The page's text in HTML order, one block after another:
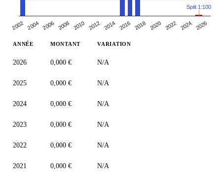
2002 2004 2006 2008 2010 2012 2014 2016 2018 2020 2022 2024 2026
Split 1:100
ANNÉE MONTANT VARIATION
2026 0,000 € N/A
2025 0,000 € N/A
2024 0,000 € N/A
2023 0,000 € N/A
2022 0,000 € N/A
2021 0,000 € N/A